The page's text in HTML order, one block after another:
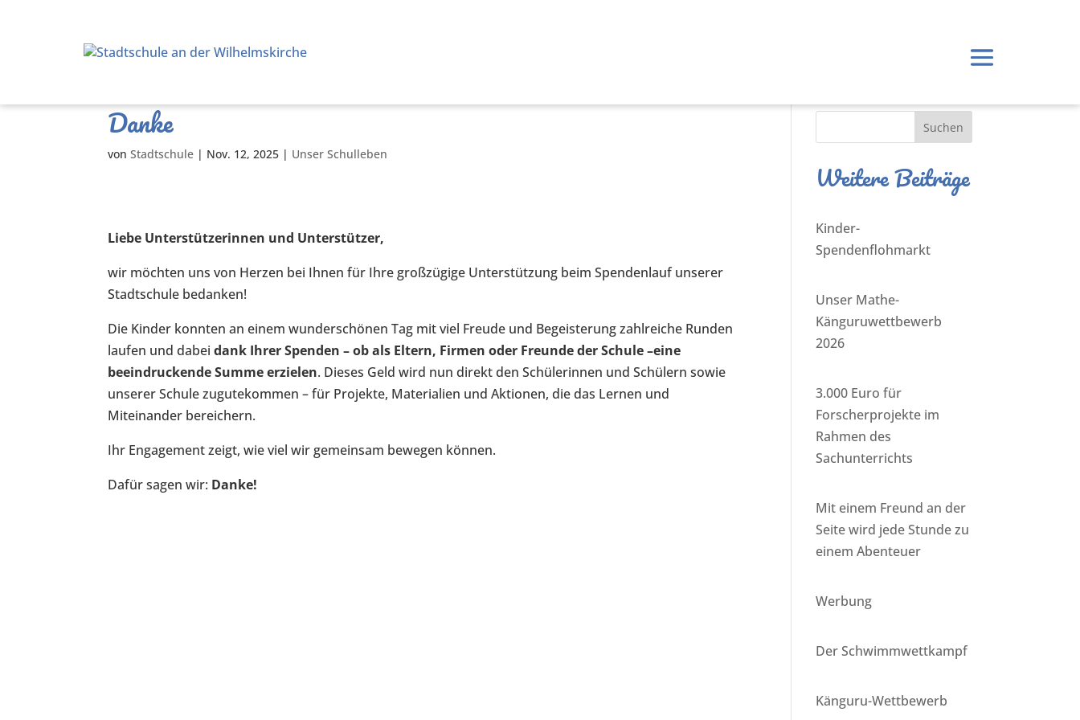
Danke
vonStadtschule | Nov. 12, 2025 | Unser Schulleben
Liebe Unterstützerinnen und Unterstützer,
wir möchten uns von Herzen bei Ihnen für Ihre großzügige Unterstützung beim Spendenlauf unserer
Stadtschule bedanken!
Die Kinder konnten an einem wunderschönen Tag mit viel Freude und Begeisterung zahlreiche Runden
laufen und dabeidank Ihrer Spenden – ob als Eltern, Firmen oder Freunde der Schule –eine
beeindruckende Summe erzielen. Dieses Geld wird nun direkt den Schülerinnen und Schülern sowie
unserer Schule zugutekommen – für Projekte, Materialien und Aktionen, die das Lernen und
Miteinander bereichern.
Ihr Engagement zeigt, wie viel wir gemeinsam bewegen können.
Dafür sagen wir: Danke!
Suchen
Weitere Beiträge
Kinder-
Spendenflohmarkt
Unser Mathe-
Känguruwettbewerb
2026
3.000 Euro für
Forscherprojekte im
Rahmen des
Sachunterrichts
Mit einem Freund an der
Seite wird jede Stunde zu
einem Abenteuer
Werbung
Der Schwimmwettkampf
Känguru-Wettbewerb